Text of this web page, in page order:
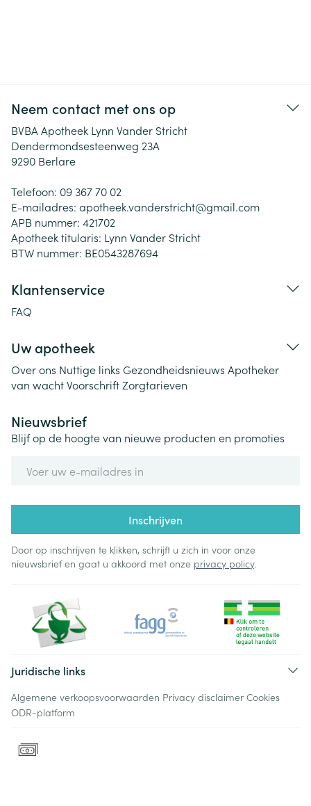
Neem contact met ons op
BVBA Apotheek Lynn Vander Stricht
Dendermondsesteenweg 23A
9290 Berlare
Telefoon: 09 367 70 02
E-mailadres: apotheek.vanderstricht@gmail.com
APB nummer: 421702
Apotheek titularis: Lynn Vander Stricht
BTW nummer: BE0543287694
Klantenservice
FAQ
Uw apotheek
Over ons Nuttige links Gezondheidsnieuws Apotheker
van wachtVoorschriftZorgtarieven
Nieuwsbrief
Blijf op de hoogte van nieuwe producten en promoties
Inschrijven
Door op inschrijven te klikken, schrijft u zich in voor onze
nieuwsbrief en gaat u akkoord met onze privacy policy.
Juridische links
Algemene verkoopsvoorwaarden Privacy disclaimer Cookies
ODR-platform